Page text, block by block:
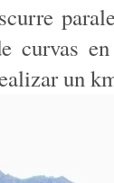
curvas
un